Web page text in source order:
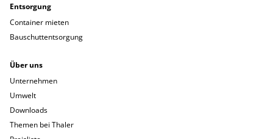
Entsorgung
Container mieten
Bauschuttentsorgung
Über uns
Unternehmen
Umwelt
Downloads
Themen bei Thaler